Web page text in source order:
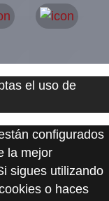
el uso de
configurados
la mejor
sigues utilizando
o haces